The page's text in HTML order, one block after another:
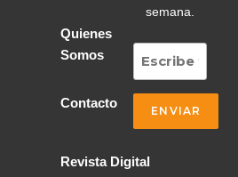
Quienes
Somos
Contacto
Revista Digital
semana.